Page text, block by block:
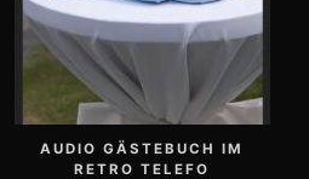
AUDIO GÄSTEBUCH IM
RETRO TELEFO